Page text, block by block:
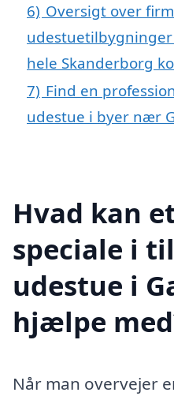
6) Oversigt over
udestuetilbygninger
hele Skanderborg
7) Find en
udestue i byer nær
Hvad kan
speciale i
udestue i
hjælpe
Når man overvejer